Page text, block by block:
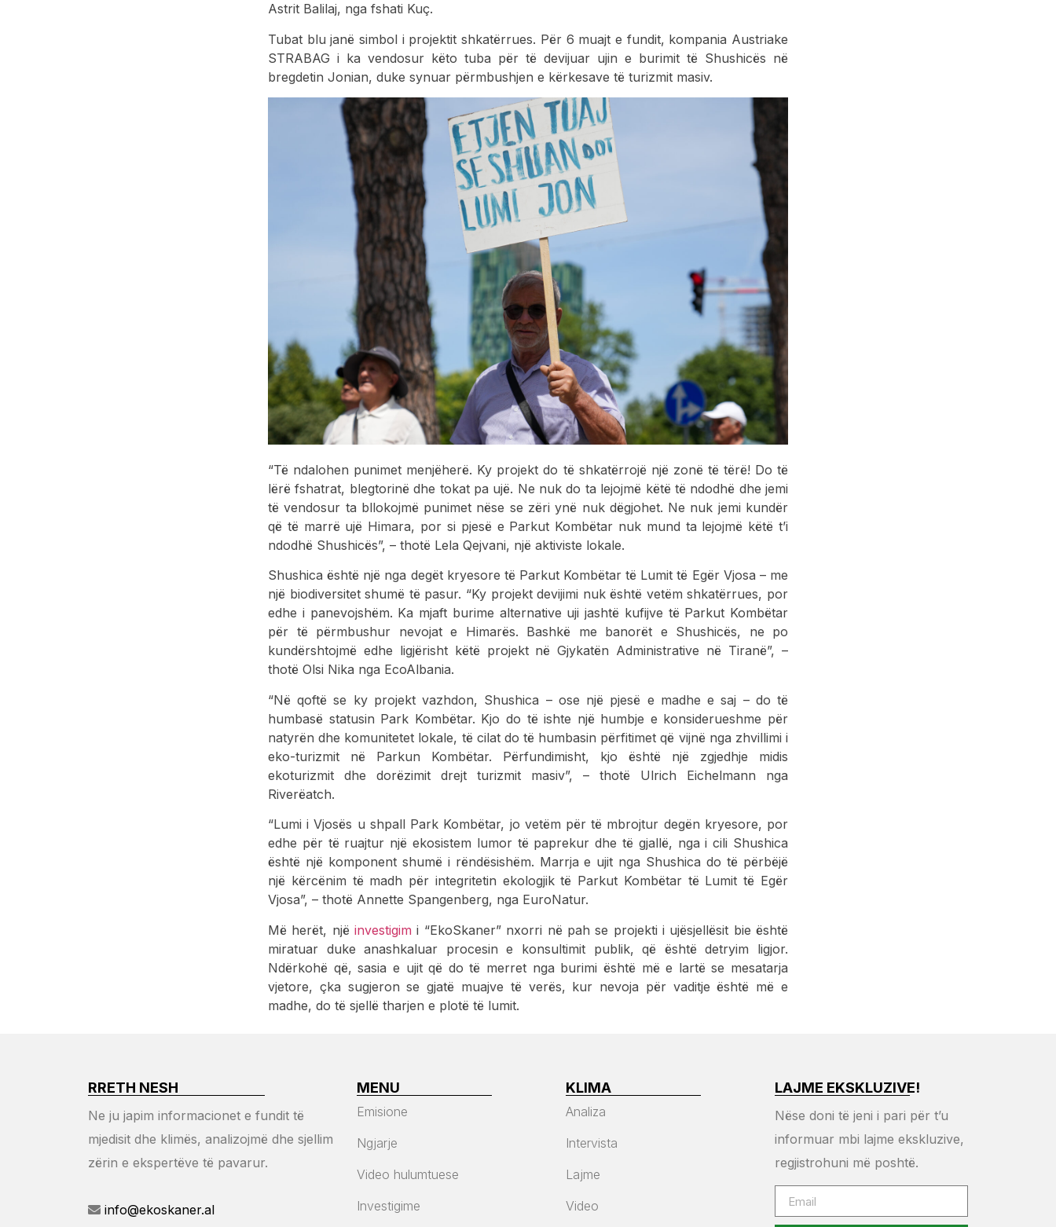
Astrit Balilaj, nga fshati Kuç.
Tubat blu janë simbol i projektit shkatërrues. Për 6 muajt e fundit, kompania Austriake
STRABAG i ka vendosur këto tuba për të devijuar ujin e burimit të Shushicës në
bregdetin Jonian, duke synuar përmbushjen e kërkesave të turizmit masiv.
“Të ndalohen punimet menjëherë. Ky projekt do të shkatërrojë një zonë të tërë! Do të
lërë fshatrat, blegtorinë dhe tokat pa ujë. Ne nuk do ta lejojmë këtë të ndodhë dhe jemi
të vendosur ta bllokojmë punimet nëse se zëri ynë nuk dëgjohet. Ne nuk jemi kundër
që të marrë ujë Himara, por si pjesë e Parkut Kombëtar nuk mund ta lejojmë këtë t’i
ndodhë Shushicës”, – thotë Lela Qejvani, një aktiviste lokale.
Shushica është një nga degët kryesore të Parkut Kombëtar të Lumit të Egër Vjosa – me
një biodiversitet shumë të pasur. “Ky projekt devijimi nuk është vetëm shkatërrues, por
edhe i panevojshëm. Ka mjaft burime alternative uji jashtë kufijve të Parkut Kombëtar
për të përmbushur nevojat e Himarës. Bashkë me banorët e Shushicës, ne po
kundërshtojmë edhe ligjërisht këtë projekt në Gjykatën Administrative në Tiranë”, –
thotë Olsi Nika nga EcoAlbania.
“Në qoftë se ky projekt vazhdon, Shushica – ose një pjesë e madhe e saj – do të
humbasë statusin Park Kombëtar. Kjo do të ishte një humbje e konsiderueshme për
natyrën dhe komunitetet lokale, të cilat do të humbasin përfitimet që vijnë nga zhvillimi i
eko-turizmit në Parkun Kombëtar. Përfundimisht, kjo është një zgjedhje midis
ekoturizmit dhe dorëzimit drejt turizmit masiv”, – thotë Ulrich Eichelmann nga
Riverëatch.
“Lumi i Vjosës u shpall Park Kombëtar, jo vetëm për të mbrojtur degën kryesore, por
edhe për të ruajtur një ekosistem lumor të paprekur dhe të gjallë, nga i cili Shushica
është një komponent shumë i rëndësishëm. Marrja e ujit nga Shushica do të përbëjë
një kërcënim të madh për integritetin ekologjik të Parkut Kombëtar të Lumit të Egër
Vjosa”, – thotë Annette Spangenberg, nga EuroNatur.
Më herët, njëinvestigim i “EkoSkaner” nxorri në pah se projekti i ujësjellësit bie është
miratuar duke anashkaluar procesin e konsultimit publik, që është detryim ligjor.
Ndërkohë që, sasia e ujit që do të merret nga burimi është më e lartë se mesatarja
vjetore, çka sugjeron se gjatë muajve të verës, kur nevoja për vaditje është më e
madhe, do të sjellë tharjen e plotë të lumit.
RRETH NESH
Ne ju japim informacionet e fundit të
mjedisit dhe klimës, analizojmë dhe sjellim
zërin e ekspertëve të pavarur.
info@ekoskaner.al
MENU
Emisione
Ngjarje
Video hulumtuese
Investigime
KLIMA
Analiza
Intervista
Lajme
Video
LAJME EKSKLUZIVE!
Nëse doni të jeni i pari për t’u
informuar mbi lajme ekskluzive,
regjistrohuni më poshtë.